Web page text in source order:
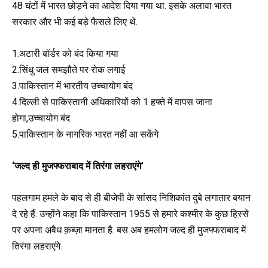
48 घंटों में भारत छोड़ने का आदेश दिया गया था. इसके अलावा भारत
सरकार और भी कई बड़े फैसले लिए थे.
1.अटारी बॉर्डर को बंद किया गया
2.सिंधु जल समझौते पर रोक लगाई
3.पाकिस्तान में भारतीय उच्चायोग बंद
4.दिल्ली से पाकिस्तानी अधिकारियों को 1 हफ्ते में वापस जाना
होगा,उच्चायोग बंद
5.पाकिस्तान के नागरिक भारत नहीं आ सकेंगे
‘जल्द ही मुजफ्फराबाद में तिरंगा लहराएंगे’
पहलगाम हमले के बाद से ही बीजेपी के सांसद निशिकांत दुबे लगातार बयान
दे रहे हैं. उन्होंने कहा कि पाकिस्तान 1955 से हमारे कश्मीर के कुछ हिस्से
पर अपना अवैध क़ब्ज़ा मानता है. बस अब हमलोग जल्द ही मुजफ्फराबाद में
तिरंगा लहराएंगे.